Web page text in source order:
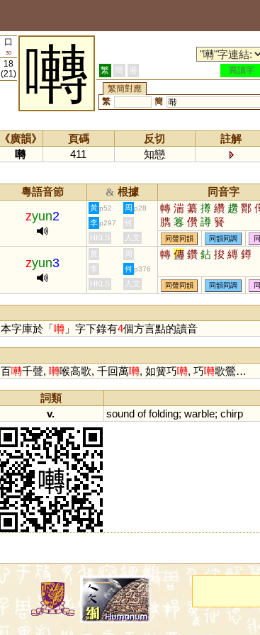
口
30
18
(21)
囀 繁 簡 港
異讀字
繁簡對應
繁
簡 啭
《廣韻》 頁碼 反切
註解
囀
411 知戀
粵語音節 & 根據 同音字
zyun2
黃 p52 周 p28 轉 湍 纂 撙 纘 趲 酇
臇 篹 儹 譐 籫
李 p297
何
HKLS
人文 同聲同韻 同韻同調
zyun3
黃 周 轉 傳 鑽 鉆 捘 縳 鐏
李 何 p376
HKLS 人文 同聲同韻 同韻同調
本字庫於「囀」字下錄有4個方言點的讀音
百囀千聲, 囀喉高歌, 千回萬囀, 如簧巧囀, 巧囀歌鶯…
詞類
v.
sound of folding; warble; chirp